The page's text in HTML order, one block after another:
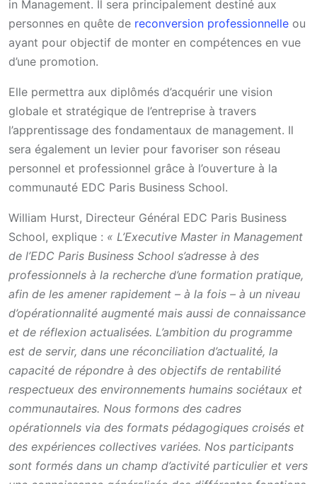
in Management. Il sera principalement destiné aux
personnes en quête de reconversion professionnelle ou
ayant pour objectif de monter en compétences en vue
d’une promotion.
Elle permettra aux diplômés d’acquérir une vision
globale et stratégique de l’entreprise à travers
l’apprentissage des fondamentaux de management. Il
sera également un levier pour favoriser son réseau
personnel et professionnel grâce à l’ouverture à la
communauté EDC Paris Business School.
William Hurst, Directeur Général EDC Paris Business
School, explique : « L’Executive Master in Management
de l’EDC Paris Business School s’adresse à des
professionnels à la recherche d’une formation pratique,
afin de les amener rapidement – à la fois – à un niveau
d’opérationnalité augmenté mais aussi de connaissance
et de réflexion actualisées. L’ambition du programme
est de servir, dans une réconciliation d’actualité, la
capacité de répondre à des objectifs de rentabilité
respectueux des environnements humains sociétaux et
communautaires. Nous formons des cadres
opérationnels via des formats pédagogiques croisés et
des expériences collectives variées. Nos participants
sont formés dans un champ d’activité particulier et vers